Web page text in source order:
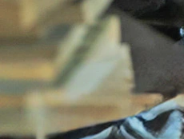
2026/08/01
高圧洗浄機の
て方やリサイク
2026/08/05
ホイール処分
ルミ・スチール
2026/08/04
VRゴーグル処
無料で処分する